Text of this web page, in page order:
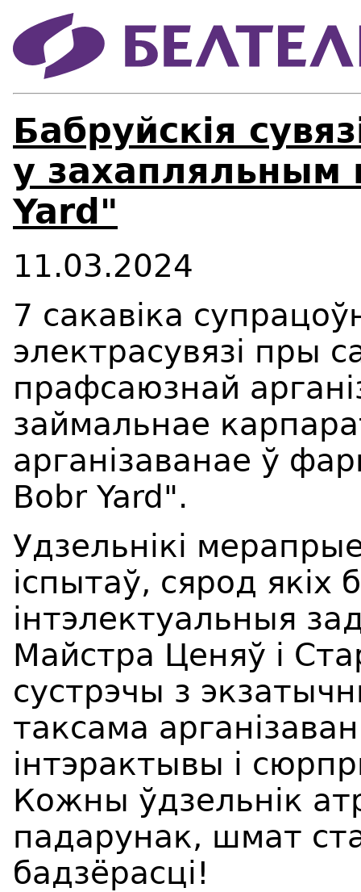
Бабруйскія
у захапляльным
Yard"
11.03.2024
7 сакавіка
электрасувязі пры
прафсаюзнай
займальнае
арганізаванае ў
Bobr Yard".
Удзельнікі
іспытаў, сярод якіх
інтэлектуальныя
Майстра Ценяў і
сустрэчы з
таксама
інтэрактывы і
Кожны ўдзельнік
падарунак, шмат
бадзёрасці!